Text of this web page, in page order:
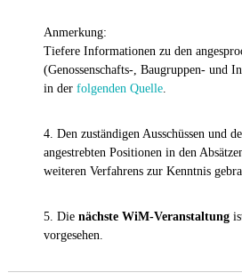
Anmerkung:
Tiefere Informationen zu den
(Genossenschafts-, Baugruppen- und
in der folgenden Quelle.
4. Den zuständigen Ausschüssen und
angestrebten Positionen in den
weiteren Verfahrens zur Kenntnis
5. Dienächste WiM-Veranstaltung
vorgesehen.